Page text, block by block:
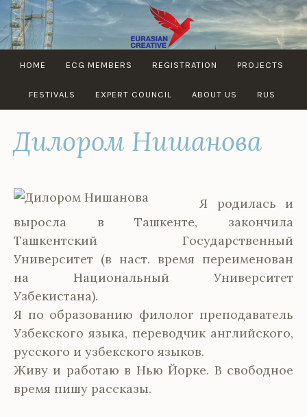
Skip
to
content
EURASIAN
CREATIVE
GUILD
HOME ECG MEMBERS REGISTRATION PROJECTS
FESTIVALS EXPERT COUNCIL ABOUT US RUS
Дилором Нишанова
Я родилась и
выросла в Ташкенте, закончила
Ташкентский Государственный
Университет (в наст. время переименован
на Национальный Университет
Узбекистана).
Я по образованию филолог преподаватель
Узбекского языка, переводчик английского,
русского и узбекского языков.
Живу и работаю в Нью Йорке. В свободное
время пишу рассказы.